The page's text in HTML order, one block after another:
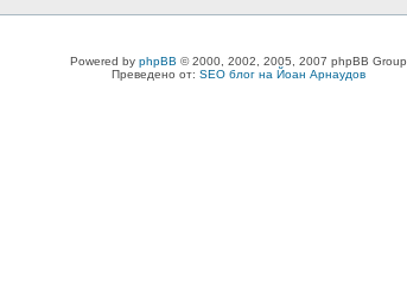
Powered by phpBB © 2000, 2002, 2005, 2007 phpBB Group
Преведено от: SEO блог на Йоан Арнаудов